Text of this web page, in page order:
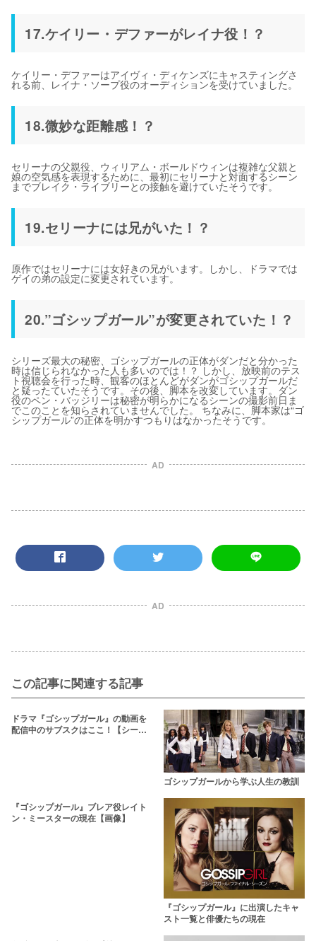
17.ケイリー・デファーがレイナ役！？
ケイリー・デファーはアイヴィ・ディケンズにキャスティングさ
れる前、レイナ・ソープ役のオーディションを受けていました。
18.微妙な距離感！？
セリーナの父親役、ウィリアム・ボールドウィンは複雑な父親と
娘の空気感を表現するために、最初にセリーナと対面するシーン
までブレイク・ライブリーとの接触を避けていたそうです。
19.セリーナには兄がいた！？
原作ではセリーナには女好きの兄がいます。しかし、ドラマでは
ゲイの弟の設定に変更されています。
20.”ゴシップガール”が変更されていた！？
シリーズ最大の秘密、ゴシップガールの正体がダンだと分かった
時は信じられなかった人も多いのでは！？ しかし、放映前のテス
ト視聴会を行った時、観客のほとんどがダンがゴシップガールだ
と疑ったていたそうです。その後、脚本を改変しています。ダン
役のペン・バッジリーは秘密が明らかになるシーンの撮影前日ま
でこのことを知らされていませんでした。 ちなみに、脚本家は“ゴ
シップガール”の正体を明かすつもりはなかったそうです。
AD
AD
この記事に関連する記事
ドラマ『ゴシップガール』の動画を
配信中のサブスクはここ！【シーズ
ゴシップガールから学ぶ人生の教訓
『ゴシップガール』ブレア役レイト
ン・ミースターの現在【画像】
『ゴシップガール』に出演したキャ
スト一覧と俳優たちの現在